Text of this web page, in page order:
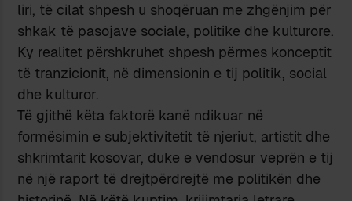
liri, të cilat shpesh u shoqëruan me zhgënjim për
shkak të pasojave sociale, politike dhe kulturore.
Ky realitet përshkruhet shpesh përmes konceptit
të tranzicionit, në dimensionin e tij politik, social
dhe kulturor.
Të gjithë këta faktorë kanë ndikuar në
formësimin e subjektivitetit të njeriut, artistit dhe
shkrimtarit kosovar, duke e vendosur veprën e tij
në një raport të drejtpërdrejtë me politikën dhe